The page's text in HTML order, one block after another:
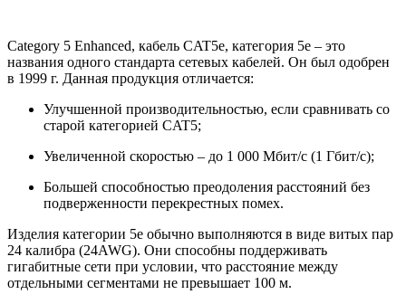
Category 5 Enhanced, кабель CAT5e, категория 5е – это
названия одного стандарта сетевых кабелей. Он был одобрен
в 1999 г. Данная продукция отличается:
Улучшенной производительностью, если сравнивать со
старой категорией CAT5;
Увеличенной скоростью – до 1 000 Мбит/с (1 Гбит/с);
Большей способностью преодоления расстояний без
подверженности перекрестных помех.
Изделия категории 5е обычно выполняются в виде витых пар
24 калибра (24AWG). Они способны поддерживать
гигабитные сети при условии, что расстояние между
отдельными сегментами не превышает 100 м.